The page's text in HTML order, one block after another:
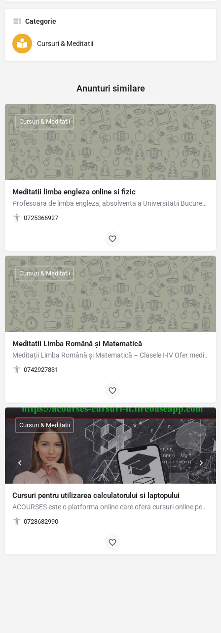
Categorie
Cursuri & Meditatii
Anunturi similare
Meditatii limba engleza online si fizic
Profesoara de limba engleza, absolventa a Universitatii Bucuresti,ofer lectii de limba engleza preferabil…
0725366927
Cursuri & Meditatii
Meditatii Limba Română și Matematică
Meditații Limba Română și Matematică – Clasele I-IV Ofer meditații individuale sau în grup restrâns, la…
0742927831
Cursuri & Meditatii
Cursuri pentru utilizarea calculatorului si laptopului
ACOURSES este o platforma online care ofera cursuri online pentru utilizarea calculatorului si…
0728682990
Cursuri & Meditatii